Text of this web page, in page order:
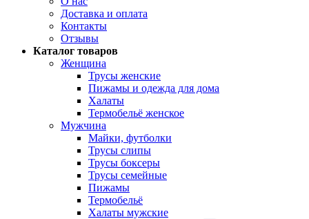
Доставка и оплата
Контакты
Отзывы
Каталог товаров
Женщина
Трусы женские
Пижамы и одежда для дома
Халаты
Термобельё женское
Мужчина
Майки, футболки
Трусы слипы
Трусы боксеры
Трусы семейные
Пижамы
Термобельё
Халаты мужские